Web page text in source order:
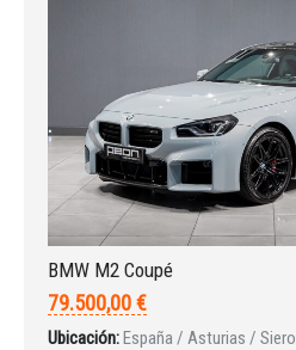
BMW M2 Coupé
79.500,00 €
Ubicación:España / Asturias / Siero